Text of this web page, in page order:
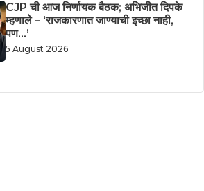
CJP ची आज निर्णायक बैठक; अभिजीत दिपके
म्हणाले – ‘राजकारणात जाण्याची इच्छा नाही,
पण…’
5 August 2026